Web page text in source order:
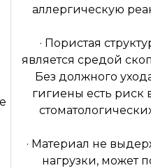
аллергическую
· Пористая
является средой
Без должного
гигиены есть риск
· Материал не
нагрузки, может